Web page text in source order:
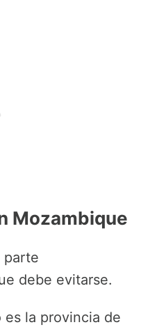
Mozambique
parte
debe evitarse.
es la provincia de